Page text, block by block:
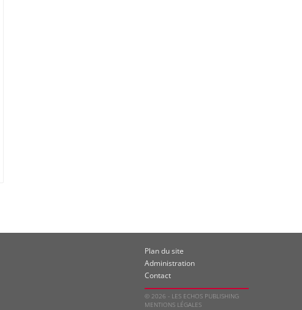
Plan du site
Administration
Contact
© 2026 - LES ECHOS PUBLISHING
MENTIONS LÉGALES